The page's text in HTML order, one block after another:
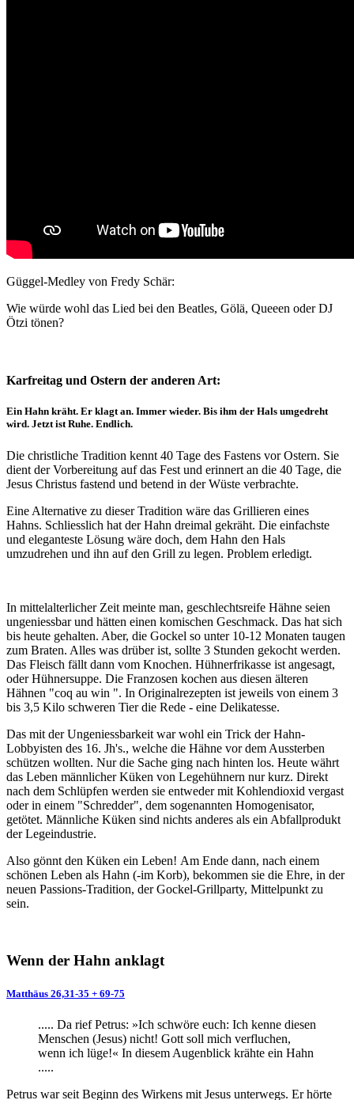
Güggel-Medley von Fredy Schär:
Wie würde wohl das Lied bei den Beatles, Gölä, Queeen oder DJ
Ötzi tönen?
Karfreitag und Ostern der anderen Art:
Ein Hahn kräht. Er klagt an. Immer wieder. Bis ihm der Hals umgedreht
wird. Jetzt ist Ruhe. Endlich.
Die christliche Tradition kennt 40 Tage des Fastens vor Ostern. Sie
dient der Vorbereitung auf das Fest und erinnert an die 40 Tage, die
Jesus Christus fastend und betend in der Wüste verbrachte.
Eine Alternative zu dieser Tradition wäre das Grillieren eines
Hahns. Schliesslich hat der Hahn dreimal gekräht. Die einfachste
und eleganteste Lösung wäre doch, dem Hahn den Hals
umzudrehen und ihn auf den Grill zu legen. Problem erledigt.
In mittelalterlicher Zeit meinte man, geschlechtsreife Hähne seien
ungeniessbar und hätten einen komischen Geschmack. Das hat sich
bis heute gehalten. Aber, die Gockel so unter 10-12 Monaten taugen
zum Braten. Alles was drüber ist, sollte 3 Stunden gekocht werden.
Das Fleisch fällt dann vom Knochen. Hühnerfrikasse ist angesagt,
oder Hühnersuppe. Die Franzosen kochen aus diesen älteren
Hähnen "coq au win ". In Originalrezepten ist jeweils von einem 3
bis 3,5 Kilo schweren Tier die Rede - eine Delikatesse.
Das mit der Ungeniessbarkeit war wohl ein Trick der Hahn-
Lobbyisten des 16. Jh's., welche die Hähne vor dem Aussterben
schützen wollten. Nur die Sache ging nach hinten los. Heute währt
das Leben männlicher Küken von Legehühnern nur kurz. Direkt
nach dem Schlüpfen werden sie entweder mit Kohlendioxid vergast
oder in einem "Schredder", dem sogenannten Homogenisator,
getötet. Männliche Küken sind nichts anderes als ein Abfallprodukt
der Legeindustrie.
Also gönnt den Küken ein Leben! Am Ende dann, nach einem
schönen Leben als Hahn (-im Korb), bekommen sie die Ehre, in der
neuen Passions-Tradition, der Gockel-Grillparty, Mittelpunkt zu
sein.
Wenn der Hahn anklagt
Matthäus 26,31-35 + 69-75
..... Da rief Petrus: »Ich schwöre euch: Ich kenne diesen
Menschen (Jesus) nicht! Gott soll mich verfluchen,
wenn ich lüge!« In diesem Augenblick krähte ein Hahn
.....
Petrus war seit Beginn des Wirkens mit Jesus unterwegs. Er hörte